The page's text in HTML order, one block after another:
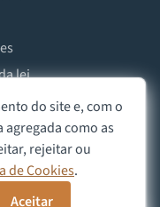
lei
ou doação
Aviso Legal
do site e, com o
como as
rejeitar ou
de Cookies.
Aceitar